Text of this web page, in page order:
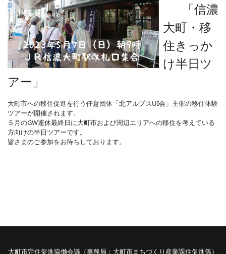
「信濃
大町・移
住きっか
け半日ツ
アー」
大町市への移住促進を行う任意団体「北アルプスUI会」主催の移住体験
ツアーが開催されます。
５月のGW連休最終日に大町市および周辺エリアへの移住を考えている
方向けの半日ツアーです。
皆さまのご参加をお待ちしております。
大町市定住促進協働会議（事務局：大町市まちづくり産業課住促進係）